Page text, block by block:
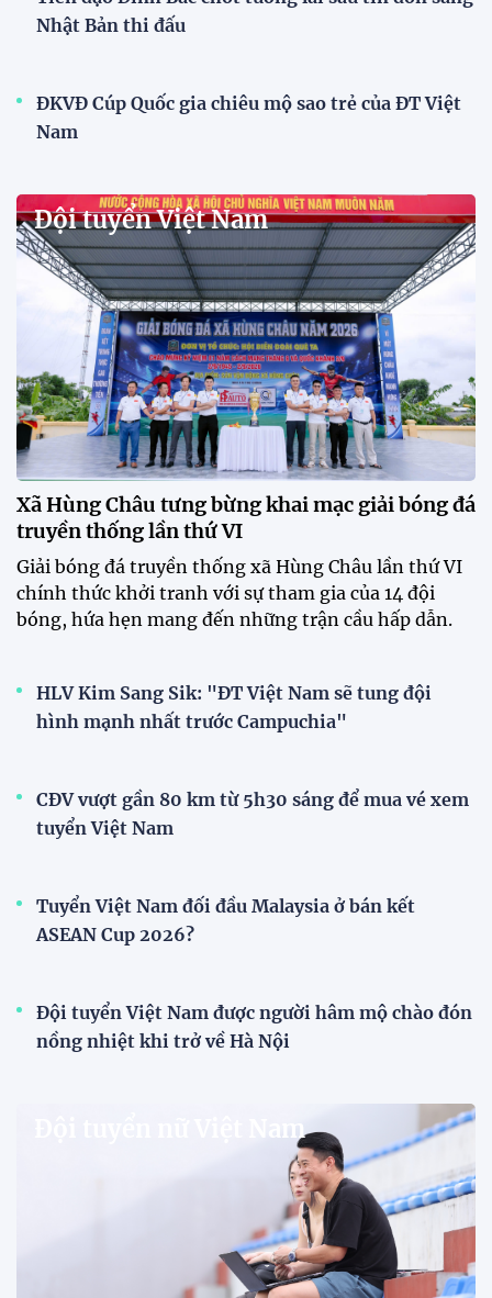
thêm sức mạnh trước trận gặp
tại ASEAN Cup 2026
17:17 27/07/2026
XSKT Đắk Lắk viết nên lịch sử
với chức vô địch VPL-S7
20:58 26/07/2026
Tài Lộc trở lại, ĐT Việt Nam
"khổ luyện" dưới nắng gắt tại
Hà Nội
12:12 26/07/2026
HLV Kim Sang-sik: "Tuyển Việt
Nam sẽ mang sự tự tin này vào
23:26 24/07/2026
V-League
V.League chính thức khoác "áo mới" trước mùa
VPF chính thức ra mắt bộ nhận diện thương hiệu và
slogan mới cho hệ thống các giải bóng đá chuyên
nghiệp quốc gia, mở ra diện mạo mới cho V.League
trước mùa giải 2026-2027.